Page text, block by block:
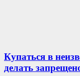
Купаться в
делать